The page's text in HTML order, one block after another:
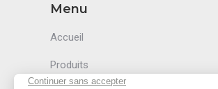
Menu
Accueil
Produits